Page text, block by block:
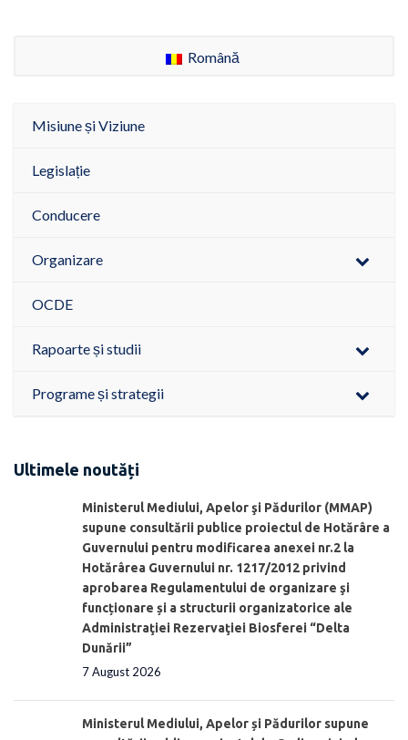
Română
Misiune și Viziune
Legislație
Conducere
Organizare
OCDE
Rapoarte și studii
Programe și strategii
Ultimele noutăți
Ministerul Mediului, Apelor şi Pădurilor (MMAP)
supune consultării publice proiectul de Hotărâre a
Guvernului pentru modificarea anexei nr.2 la
Hotărârea Guvernului nr. 1217/2012 privind
aprobarea Regulamentului de organizare şi
funcționare și a structurii organizatorice ale
Administraţiei Rezervaţiei Biosferei “Delta
Dunării”
7 August 2026
Ministerul Mediului, Apelor și Pădurilor supune